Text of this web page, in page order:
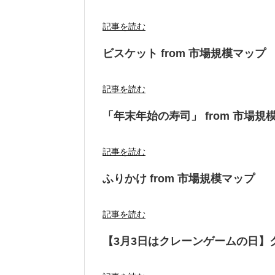
記事を読む
ビスケット from 市場規模マップ
記事を読む
「年末年始の寿司」 from 市場規
記事を読む
ふりかけ from 市場規模マップ
記事を読む
【3月3日はクレーンゲームの日